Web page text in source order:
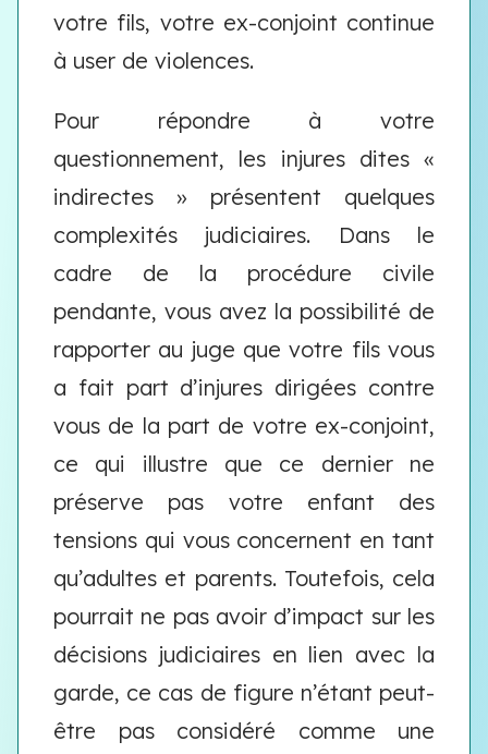
votre fils, votre ex-conjoint continue
à user de violences.
Pour répondre à votre
questionnement, les injures dites «
indirectes » présentent quelques
complexités judiciaires. Dans le
cadre de la procédure civile
pendante, vous avez la possibilité de
rapporter au juge que votre fils vous
a fait part d’injures dirigées contre
vous de la part de votre ex-conjoint,
ce qui illustre que ce dernier ne
préserve pas votre enfant des
tensions qui vous concernent en tant
qu’adultes et parents. Toutefois, cela
pourrait ne pas avoir d’impact sur les
décisions judiciaires en lien avec la
garde, ce cas de figure n’étant peut-
être pas considéré comme une